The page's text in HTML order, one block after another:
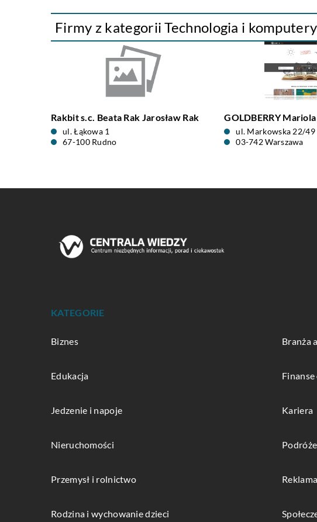
Firmy z kategorii Technologia i komputery
Rakbit s.c. Beata Rak Jarosław Rak
ul. Łąkowa 1
67-100 Rudno
GOLDBERRY
ul. Markowska 22/49
03-742 Warszawa
KATEGORIE
Biznes Branża
Edukacja
Jedzenie i napoje Kariera
Nieruchomości Podróże
Przemysł i rolnictwo
Rodzina i wychowanie dzieci